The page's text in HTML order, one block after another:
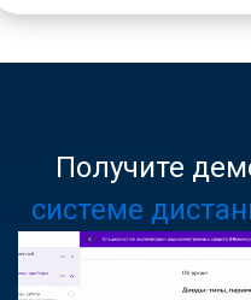
Получите
системе